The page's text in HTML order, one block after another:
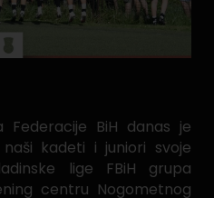
Federacije BiH danas je
kadeti i juniori svoje
lige FBiH grupa
centru Nogometnog